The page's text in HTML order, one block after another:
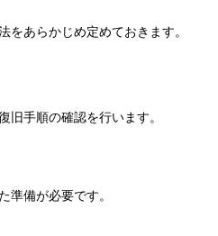
をあらかじめ定めておきます。
旧手順の確認を行います。
準備が必要です。